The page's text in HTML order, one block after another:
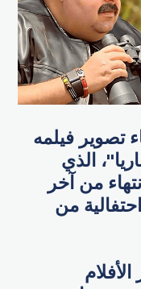
تصوير فيلمه
الذي
من آخر
من